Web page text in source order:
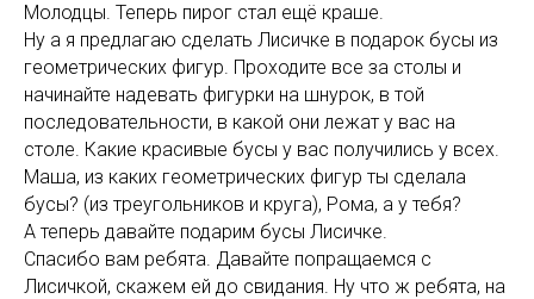
Молодцы. Теперь пирог стал ещё краше.
Ну а я предлагаю сделать Лисичке в подарок бусы из
геометрических фигур. Проходите все за столы и
начинайте надевать фигурки на шнурок, в той
последовательности, в какой они лежат у вас на
столе. Какие красивые бусы у вас получились у всех.
Маша, из каких геометрических фигур ты сделала
бусы? (из треугольников и круга), Рома, а у тебя?
А теперь давайте подарим бусы Лисичке.
Спасибо вам ребята. Давайте попращаемся с
Лисичкой, скажем ей до свидания. Ну что ж ребята, на